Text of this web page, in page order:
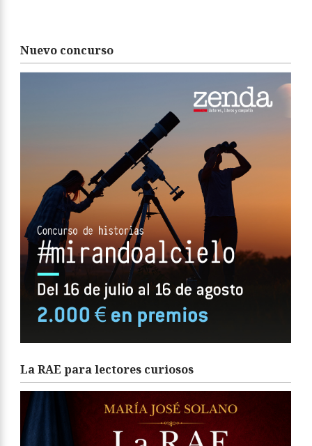
Nuevo concurso
La RAE para lectores curiosos